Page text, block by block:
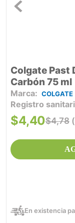
Colgate Past
Carbón 75 ml
COLGATE
Registro
$4,78
$4,40
En existencia